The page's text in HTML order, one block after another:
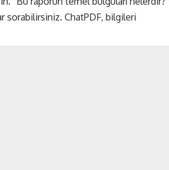
sorabilirsiniz. ChatPDF, bilgileri